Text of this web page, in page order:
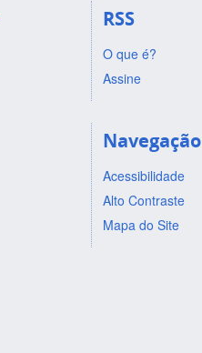
RSS
O que é?
Assine
Navegação
Acessibilidade
Alto Contraste
Mapa do Site